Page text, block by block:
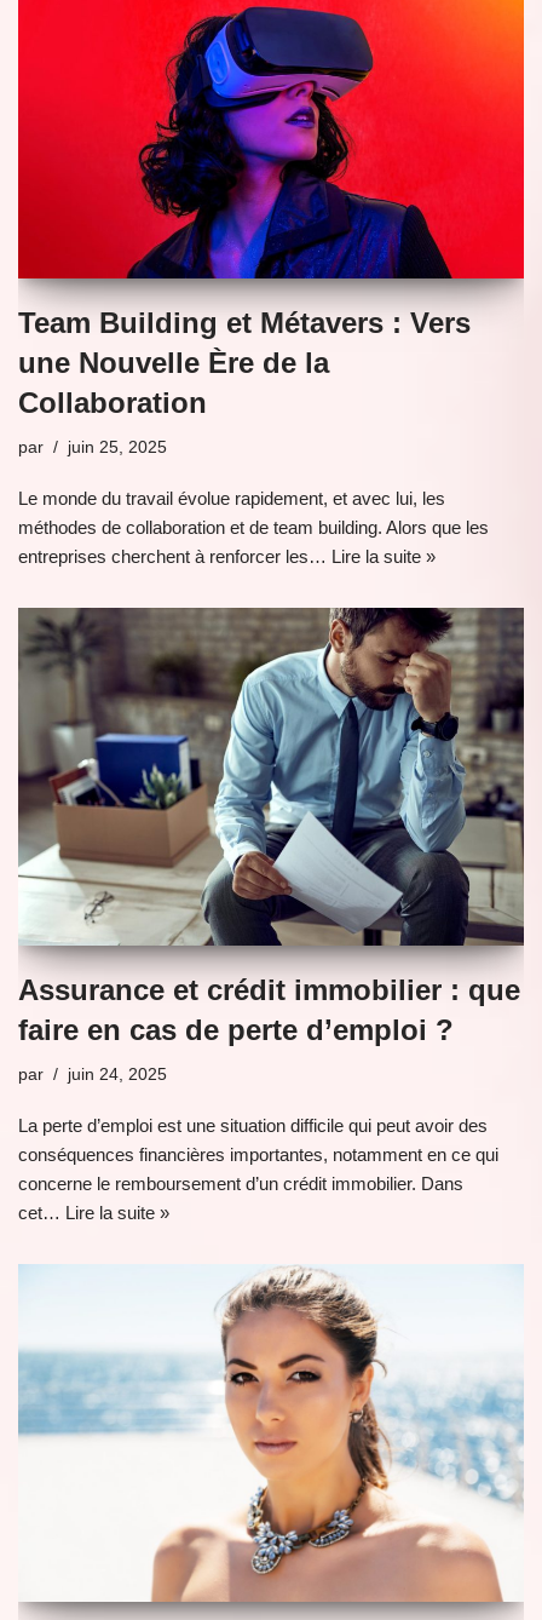
Team Building et Métavers : Vers
une Nouvelle Ère de la
Collaboration
par juin 25, 2025
Le monde du travail évolue rapidement, et avec lui, les
méthodes de collaboration et de team building. Alors que les
entreprises cherchent à renforcer les… Lire la suite »
Assurance et crédit immobilier : que
faire en cas de perte d’emploi ?
par juin 24, 2025
La perte d’emploi est une situation difficile qui peut avoir des
conséquences financières importantes, notamment en ce qui
concerne le remboursement d’un crédit immobilier. Dans
cet… Lire la suite »